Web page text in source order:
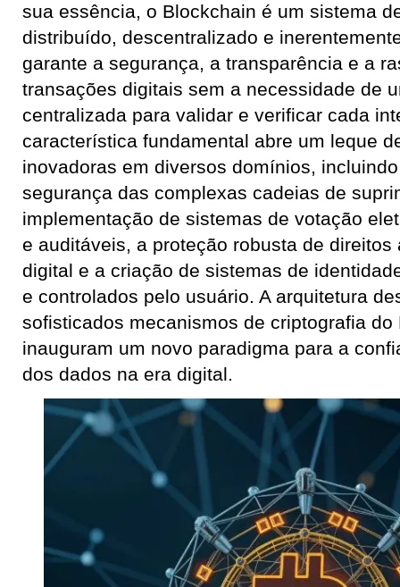
sua essência, o Blockchain é um sistema
distribuído, descentralizado e
garante a segurança, a transparência e a
transações digitais sem a necessidade de
centralizada para validar e verificar cada
característica fundamental abre um leque
inovadoras em diversos domínios,
segurança das complexas cadeias de
implementação de sistemas de votação
e auditáveis, a proteção robusta de direitos
digital e a criação de sistemas de
e controlados pelo usuário. A arquitetura
sofisticados mecanismos de criptografia do
inauguram um novo paradigma para a
dos dados na era digital.